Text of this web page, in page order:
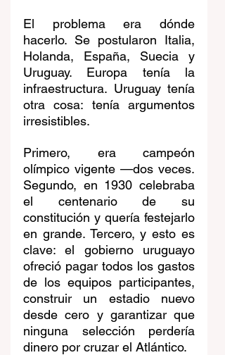
El problema era dónde
hacerlo. Se postularon Italia,
Holanda, España, Suecia y
Uruguay. Europa tenía la
infraestructura. Uruguay tenía
otra cosa: tenía argumentos
irresistibles.
Primero, era campeón
olímpico vigente —dos veces.
Segundo, en 1930 celebraba
el centenario de su
constitución y quería festejarlo
en grande. Tercero, y esto es
clave: el gobierno uruguayo
ofreció pagar todos los gastos
de los equipos participantes,
construir un estadio nuevo
desde cero y garantizar que
ninguna selección perdería
dinero por cruzar el Atlántico.